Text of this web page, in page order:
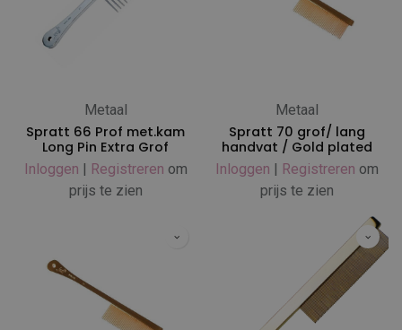
Metaal
Spratt 66 Prof met.kam
Long Pin Extra Grof
Inloggen | Registreren om
prijs te zien
Metaal
Spratt 70 grof/ lang
handvat / Gold plated
Inloggen | Registreren om
prijs te zien